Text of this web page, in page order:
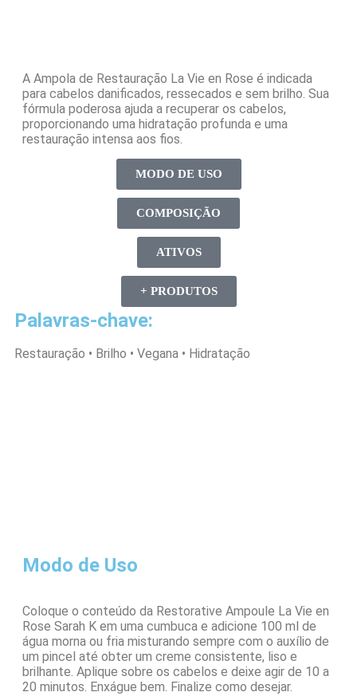
A Ampola de Restauração La Vie en Rose é indicada
para cabelos danificados, ressecados e sem brilho. Sua
fórmula poderosa ajuda a recuperar os cabelos,
proporcionando uma hidratação profunda e uma
restauração intensa aos fios.
MODO DE USO
COMPOSIÇÃO
ATIVOS
+ PRODUTOS
Palavras-chave:
Restauração • Brilho • Vegana • Hidratação
Modo de Uso
Coloque o conteúdo da Restorative Ampoule La Vie en
Rose Sarah K em uma cumbuca e adicione 100 ml de
água morna ou fria misturando sempre com o auxílio de
um pincel até obter um creme consistente, liso e
brilhante. Aplique sobre os cabelos e deixe agir de 10 a
20 minutos. Enxágue bem. Finalize como desejar.